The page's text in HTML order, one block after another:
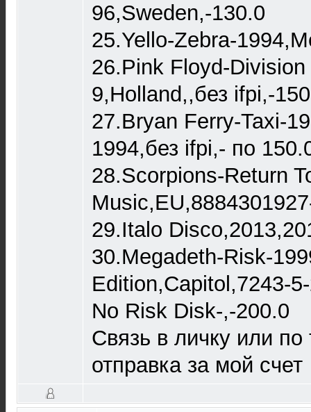
96,Sweden,-130.0
25.Yello-Zebra-
26.Pink Floyd-
9,Holland,,без ifpi,-
27.Bryan Ferry-Taxi-
1994,без ifpi,- по
28.Scorpions-Return
29.Italo
30.Megadeth-Risk-
Edition,Capitol,7243-
No Risk Disk-,-200.0
Связь в личку или по
отправка за мой счет